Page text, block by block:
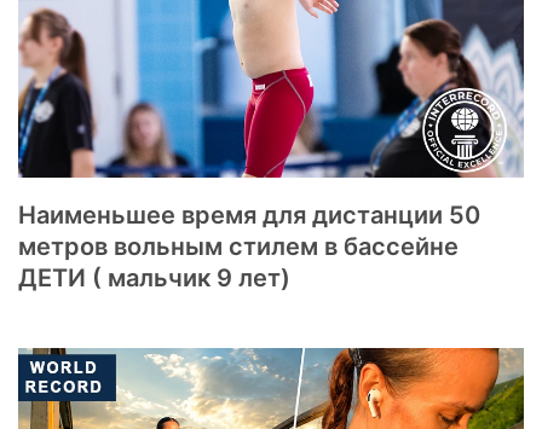
Наименьшее время для дистанции 50
метров вольным стилем в бассейне
ДЕТИ ( мальчик 9 лет)